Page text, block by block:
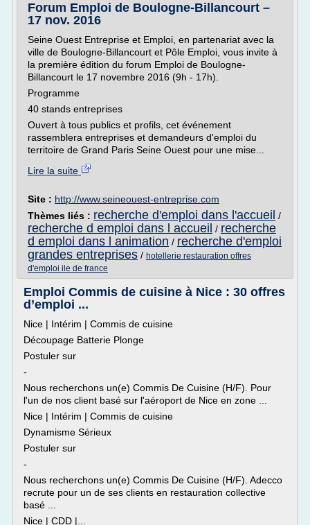
Forum Emploi de Boulogne-Billancourt –
17 nov. 2016
Seine Ouest Entreprise et Emploi, en partenariat avec la
ville de Boulogne-Billancourt et Pôle Emploi, vous invite à
la première édition du forum Emploi de Boulogne-
Billancourt le 17 novembre 2016 (9h - 17h).
Programme
40 stands entreprises
Ouvert à tous publics et profils, cet événement
rassemblera entreprises et demandeurs d'emploi du
territoire de Grand Paris Seine Ouest pour une mise...
Lire la suite
Site : http://www.seineouest-entreprise.com
Thèmes liés : recherche d'emploi dans l'accueil /
recherche d emploi dans l accueil / recherche
d emploi dans l animation / recherche d'emploi
grandes entreprises / hotellerie restauration offres
d'emploi ile de france
Emploi Commis de cuisine à Nice : 30 offres
d’emploi ...
Nice | Intérim | Commis de cuisine
Découpage Batterie Plonge
Postuler sur
-
Nous recherchons un(e) Commis De Cuisine (H/F). Pour
l'un de nos client basé sur l'aéroport de Nice en zone ...
Nice | Intérim | Commis de cuisine
Dynamisme Sérieux
Postuler sur
-
Nous recherchons un(e) Commis De Cuisine (H/F). Adecco
recrute pour un de ses clients en restauration collective
basé ...
Nice | CDD |...